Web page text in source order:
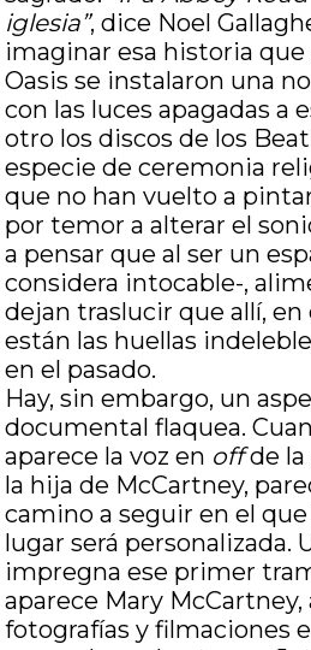
iglesia”, dice Noel
imaginar esa historia
Oasis se instalaron una
con las luces apagadas a
otro los discos de los
especie de ceremonia
que no han vuelto a
por temor a alterar el
a pensar que al ser un
considera intocable-,
dejan traslucir que allí, en
están las huellas
en el pasado.
Hay, sin embargo, un
documental flaquea.
aparece la voz en offde la
la hija de McCartney,
camino a seguir en el
lugar será personalizada.
impregna ese primer
aparece Mary McCartney,
fotografías y filmaciones